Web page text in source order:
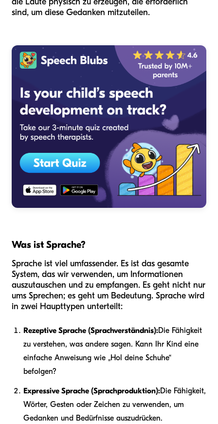
sind, um diese Gedanken mitzuteilen.
Was ist Sprache?
Sprache ist viel umfassender. Es ist das gesamte
System, das wir verwenden, um Informationen
auszutauschen und zu empfangen. Es geht nicht nur
ums Sprechen; es geht um Bedeutung. Sprache wird
in zwei Haupttypen unterteilt:
Rezeptive Sprache (Sprachverständnis):Die Fähigkeit
zu verstehen, was andere sagen. Kann Ihr Kind eine
einfache Anweisung wie „Hol deine Schuhe“
befolgen?
Expressive Sprache (Sprachproduktion):Die Fähigkeit,
Wörter, Gesten oder Zeichen zu verwenden, um
Gedanken und Bedürfnisse auszudrücken.